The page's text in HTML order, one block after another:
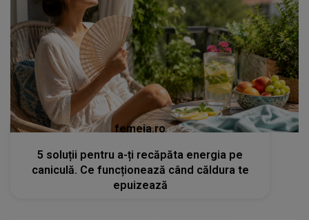
femeia.ro
5 soluții pentru a-ți recăpăta energia pe
caniculă. Ce funcționează când căldura te
epuizează